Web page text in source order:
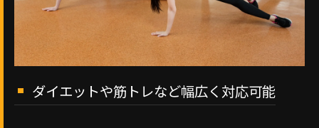
ダイエットや筋トレなど幅広く対応可能